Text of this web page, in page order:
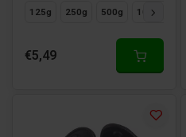
125g
250g 500g 1000g
€5,49